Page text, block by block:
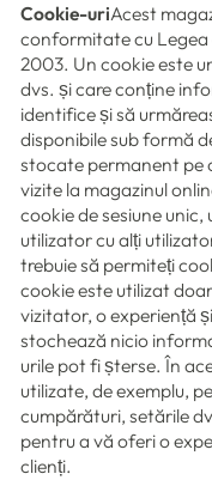
Cookie-uriAcest
conformitate cu Legea
2003. Un cookie este
dvs. și care conține
identifice și să
disponibile sub formă
stocate permanent pe
vizite la magazinul
cookie de sesiune
utilizator cu alți
trebuie să permiteți
cookie este utilizat
vizitator, o experiență
stochează nicio
urile pot fi șterse. În
utilizate, de exemplu,
cumpărături, setările
pentru a vă oferi o
clienți.